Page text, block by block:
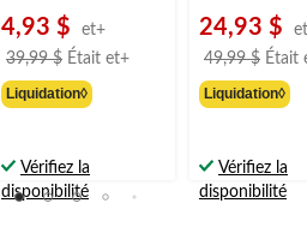
4,93 $
et+
39,99 $ Était et+prix
Liquidation◊
Vérifiez la
disponibilité
24,93 $
49,99 $ Était
Liquidation◊
Vérifiez la
disponibilité